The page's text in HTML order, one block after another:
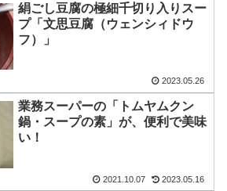
絹ごし豆腐の極細千切り入りスー
プ「文思豆腐（ウェンシィドウ
フ）」
2023.05.26
業務スーパーの「トムヤムクン
鍋・スープの素」が、便利で美味
い！
2021.10.07 2023.05.16